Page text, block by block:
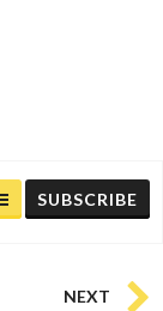
SUBSCRIBE
NEXT